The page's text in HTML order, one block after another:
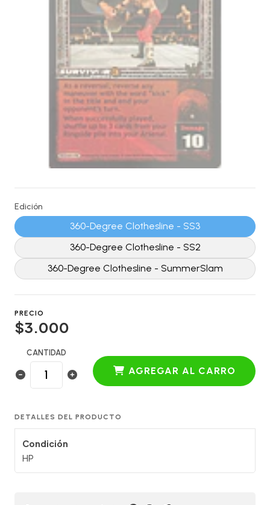
Edición
360-Degree Clothesline - SS3
360-Degree Clothesline - SS2
360-Degree Clothesline - SummerSlam
PRECIO
$3.000
CANTIDAD
AGREGAR AL CARRO
DETALLES DEL PRODUCTO
Condición
HP